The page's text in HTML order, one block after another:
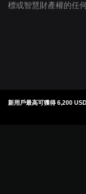
標或智慧財產權的任
新用戶最高可獲得 6,200